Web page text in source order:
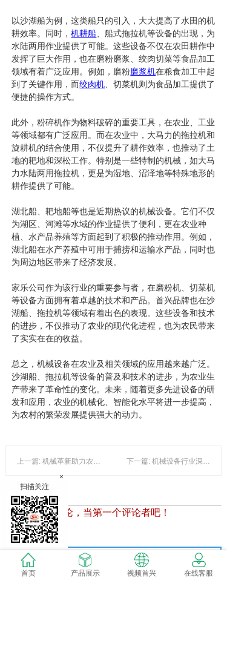
以沙湖船为例，这类船只的引入，大大提高了水田的机
耕效率。同时，机耕船 、船式拖拉机等设备的出现，为
水陆两用作业提供了可能。这些设备不仅在农田耕作中
发挥了巨大作用，也在磨粉磨浆、绞肉切菜等食品加工
领域有着广泛应用。例如，磨粉磨浆机在粮食加工中起
到了关键作用，而绞肉机 、切菜机则为食品加工提供了
便捷的操作方式。
此外，粉碎机作为物料破碎的重要工具，在农业、工业
等领域都有广泛应用。而在农业中，大马力的拖拉机和
旋耕机的结合使用，不仅提升了耕作效率，也推动了土
地的耙地和深松工作。特别是一些特制的机械，如大马
力水陆两用拖拉机，更是为湿地、沼泽地等特殊地形的
耕作提供了可能。
湖北船、耙地船等也是近期热议的机械设备。它们不仅
为湖区、河滩等水域的作业提供了便利，更在农业种
植、水产品养殖等方面起到了积极的推动作用。例如，
湖北船在水产养殖中可用于捕捞和运输水产品，同时也
为周边地区带来了经济发展。
家乐公司作为该行业的重要参与者，在磨粉机、切菜机
等设备方面拥有着卓越的技术和产品。首兴品牌也在沙
湖船、拖拉机等领域有着出色的表现。这些设备和技术
的进步，不仅推动了农业的现代化进程，也为农民带来
了实实在在的收益。
总之，机械设备在农业及相关领域的应用越来越广泛。
沙湖船、拖拉机等设备的普及和技术的进步，为农业生
产带来了革命性的变化。未来，随着更多先进设备的研
发和应用，农业的机械化、智能化水平将进一步提高，
为农村的繁荣发展提供强大的动力。
暂时还没有评论，当第一个评论者吧！
发表评论
首页 产品展示 视频首兴 在线客服
×
扫描关注